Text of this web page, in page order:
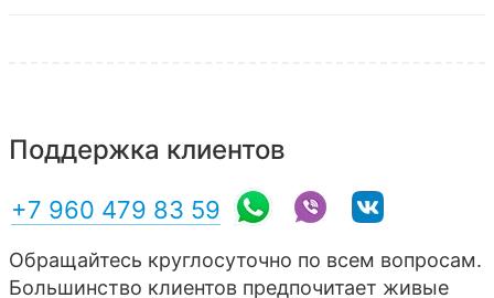
Поддержка клиентов
+7 960 479 83 59
Обращайтесь круглосуточно по всем вопросам.
Большинство клиентов предпочитает живые